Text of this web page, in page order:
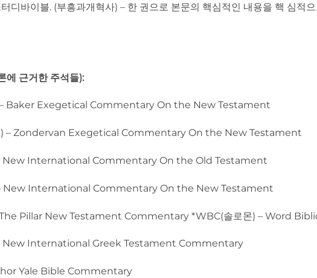
디바이블. (부흥과개혁사) – 한 권으로 본문의 핵심적인 내용을 핵 심적
에 근거한 주석들):
– Baker Exegetical Commentary On the New Testament
) – Zondervan Exegetical Commentary On the New Testament
New International Commentary On the Old Testament
New International Commentary On the New Testament
The Pillar New Testament Commentary *WBC(솔로몬) – Word
New International Greek Testament Commentary
Yale Bible Commentary